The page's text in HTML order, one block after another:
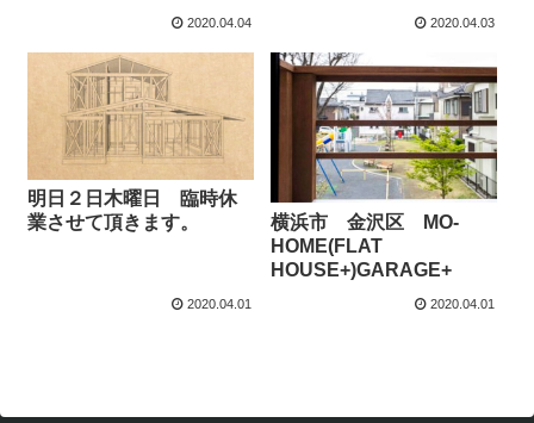
2020.04.04 2020.04.03
明日２日木曜日 臨時休
業させて頂きます。
2020.04.01
横浜市 金沢区 MO-
HOME(FLAT
HOUSE+)GARAGE+
2020.04.01